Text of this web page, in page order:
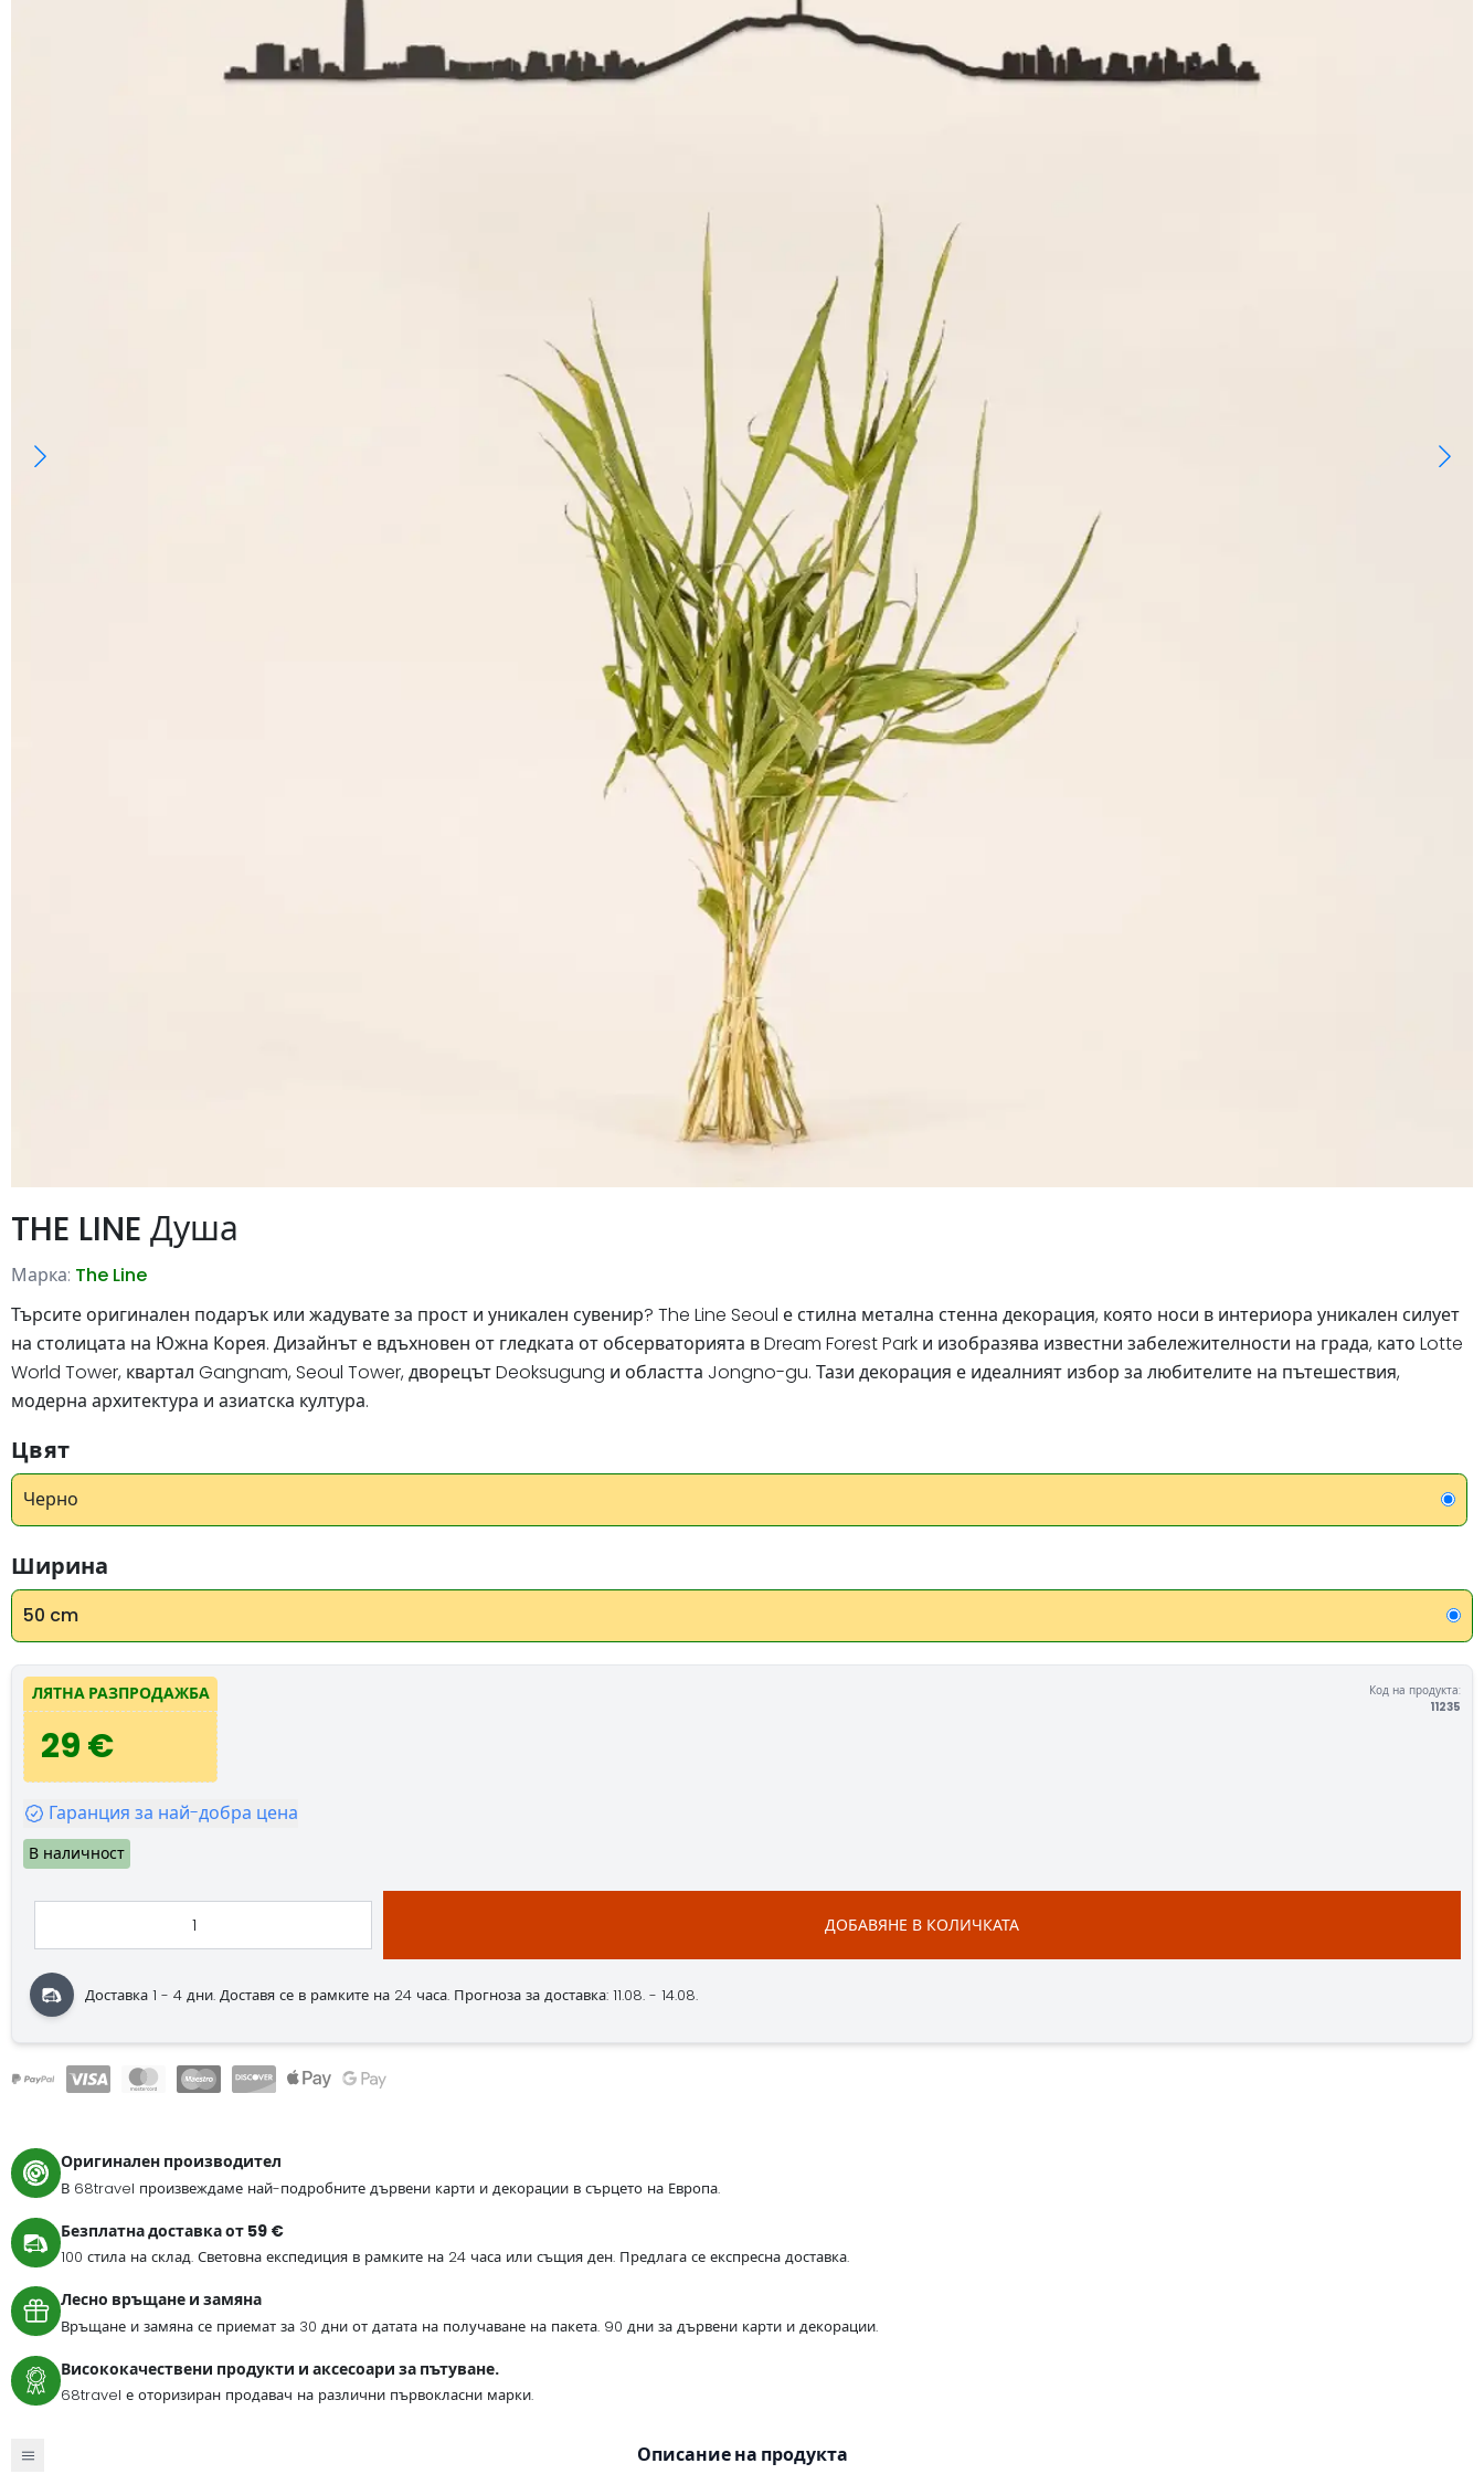
THE LINE Душа
Марка: The Line
Търсите оригинален подарък или жадувате за прост и уникален сувенир? The Line Seoul е стилна метална стенна декорация, която носи в интериора уникален силует
на столицата на Южна Корея. Дизайнът е вдъхновен от гледката от обсерваторията в Dream Forest Park и изобразява известни забележителности на града, като Lotte
World Tower, квартал Gangnam, Seoul Tower, дворецът Deoksugung и областта Jongno-gu. Тази декорация е идеалният избор за любителите на пътешествия,
модерна архитектура и азиатска култура.
Цвят
Черно
Ширина
50 cm
ЛЯТНА РАЗПРОДАЖБА
29 €
Код на продукта:
11235
Гаранция за най-добра цена
В наличност
ДОБАВЯНЕ В КОЛИЧКАТА
Доставка 1 - 4 дни.Доставя се в рамките на 24 часа. Прогноза за доставка: 11.08. - 14.08.
Оригинален производител
В 68travel произвеждаме най-подробните дървени карти и декорации в сърцето на Европа.
Безплатна доставка от 59 €
100 стила на склад. Световна експедиция в рамките на 24 часа или същия ден. Предлага се експресна доставка.
Лесно връщане и замяна
Връщане и замяна се приемат за 30 дни от датата на получаване на пакета. 90 дни за дървени карти и декорации.
Висококачествени продукти и аксесоари за пътуване.
68travel е оторизиран продавач на различни първокласни марки.
Описание на продукта